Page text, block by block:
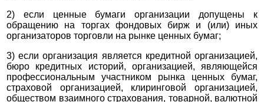
2) если ценные бумаги организации допущены к
обращению на торгах фондовых бирж и (или) иных
организаторов торговли на рынке ценных бумаг;
3) если организация является кредитной организацией,
бюро кредитных историй, организацией, являющейся
профессиональным участником рынка ценных бумаг,
страховой организацией, клиринговой организацией,
обществом взаимного страхования, товарной, валютной